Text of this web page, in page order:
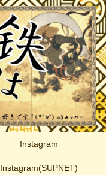
Instagram
Instagram(SUPNET)